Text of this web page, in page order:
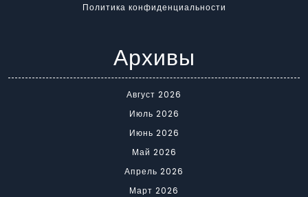
Политика конфиденциальности
Архивы
Август 2026
Июль 2026
Июнь 2026
Май 2026
Апрель 2026
Март 2026